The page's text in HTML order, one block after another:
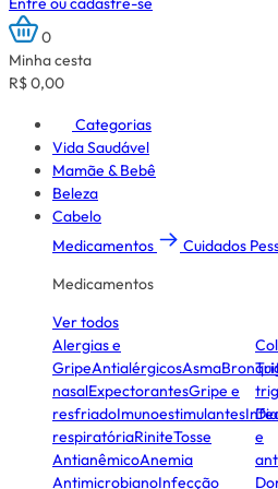
0
Minha cesta
R$ 0,00
Categorias
Vida Saudável
Mamãe & Bebê
Beleza
Cabelo
Medicamentos
Cuidados
Medicamentos
Ver todos
Alergias e
GripeAntialérgicosAsma
nasalExpectorantesGripe e
resfriadoImunoestimulantes
respiratóriaRiniteTosse
AntianêmicoAnemia
AntimicrobianoInfecção
e